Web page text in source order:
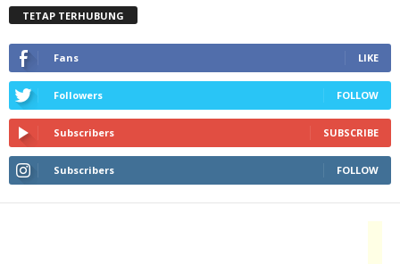
TETAP TERHUBUNG
Fans LIKE
Followers FOLLOW
Subscribers SUBSCRIBE
Subscribers FOLLOW